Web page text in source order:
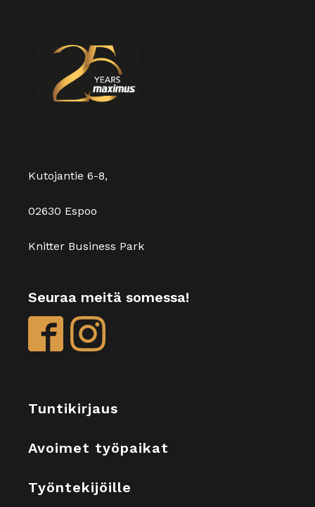
Kutojantie 6-8,
02630 Espoo
Knitter Business Park
Seuraa meitä somessa!
Tuntikirjaus
Avoimet työpaikat
Työntekijöille